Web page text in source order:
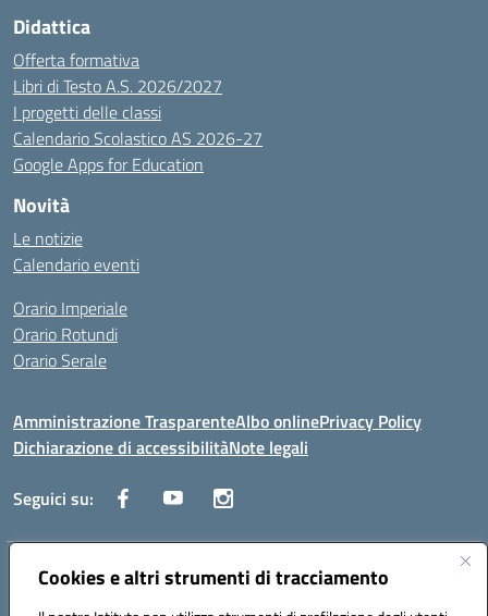
Cookies e altri strumenti di tracciamento
Didattica
Offerta formativa
Libri di Testo A.S. 2026/2027
I progetti delle classi
Calendario Scolastico AS 2026-27
Google Apps for Education
Novità
Le notizie
Calendario eventi
Orario Imperiale
Orario Rotundi
Orario Serale
Amministrazione TrasparenteAlbo onlinePrivacy Policy
Dichiarazione di accessibilitàNote legali
Seguici su:
Indirizzo:Via Generale Francesco Rotundi 4, 71121 Foggia (FG)